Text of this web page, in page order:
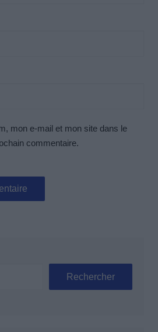
mon e-mail et mon site dans le
commentaire.
Rechercher